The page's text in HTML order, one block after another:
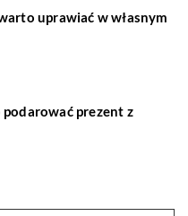
uprawiać w własnym
prezent z